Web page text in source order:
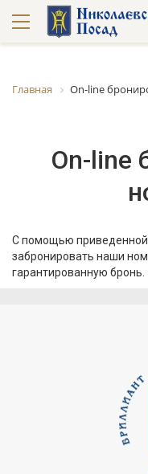
Главная On-line
On-line
С помощью
забронировать наши
гарантированную бронь.